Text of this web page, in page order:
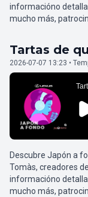
informacióno
mucho más,
Tartas de
2026-07-07 13:23 •
Descubre Japón a
Tomàs, creadores
informacióno
mucho más,